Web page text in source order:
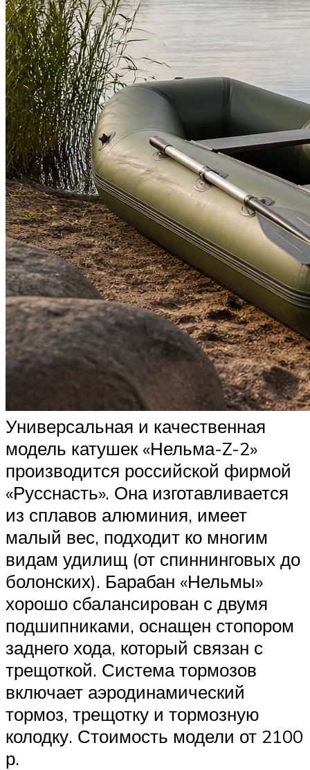
Универсальная и качественная
модель катушек «Нельма-Z-2»
производится российской фирмой
«Русснасть». Она изготавливается
из сплавов алюминия, имеет
малый вес, подходит ко многим
видам удилищ (от спиннинговых до
болонских). Барабан «Нельмы»
хорошо сбалансирован с двумя
подшипниками, оснащен стопором
заднего хода, который связан с
трещоткой. Система тормозов
включает аэродинамический
тормоз, трещотку и тормозную
колодку. Стоимость модели от 2100
р.